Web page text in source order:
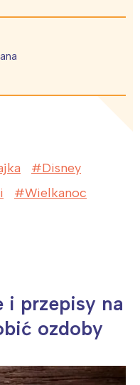
Disney
Wielkanoc
i przepisy na
ozdoby
z
Południe
Północ